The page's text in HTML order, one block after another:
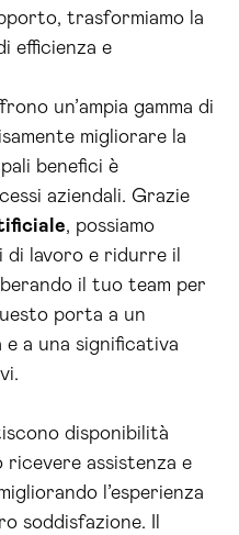
trasformiamo la
efficienza e
un’ampia gamma di
migliorare la
benefici è
aziendali. Grazie
, possiamo
lavoro e ridurre il
il tuo team per
porta a un
a una significativa
disponibilità
assistenza e
l’esperienza
soddisfazione. Il